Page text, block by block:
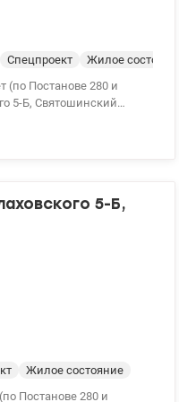
Спецпроект
Жилое состояние
5-Б,
Жилое состояние
Постанове 280 и